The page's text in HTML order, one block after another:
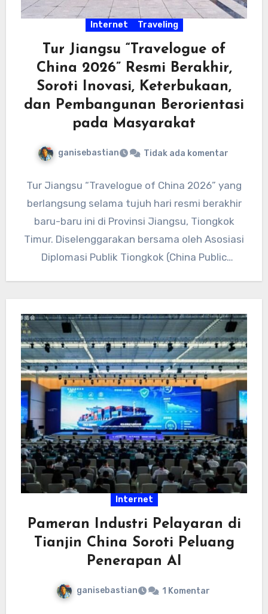
Internet Traveling
Tur Jiangsu “Travelogue of
China 2026” Resmi Berakhir,
Soroti Inovasi, Keterbukaan,
dan Pembangunan Berorientasi
pada Masyarakat
ganisebastian Tidak ada komentar
Tur Jiangsu “Travelogue of China 2026” yang
berlangsung selama tujuh hari resmi berakhir
baru-baru ini di Provinsi Jiangsu, Tiongkok
Timur. Diselenggarakan bersama oleh Asosiasi
Diplomasi Publik Tiongkok (China Public
Internet
Pameran Industri Pelayaran di
Tianjin China Soroti Peluang
Penerapan AI
ganisebastian 1 Komentar